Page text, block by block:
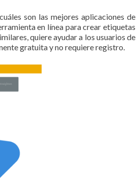
son las mejores aplicaciones de
en línea para crear etiquetas
quiere ayudar a los usuarios de
gratuita y no requiere registro.